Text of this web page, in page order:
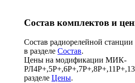
Состав комплектов и
Состав радиорелейной
в разделе Состав.
Цены на модификации МИК-
разделе Цены.